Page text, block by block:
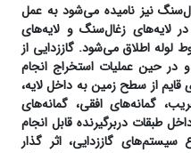
نیز نامیده می‌شود به عمل
لایه‌های زغال‌سنگ و لایه‌های
لوله اطلاق می‌شود. گاززدایی از
در حین عملیات استخراج انجام
قایم از سطح زمین به داخل لایه،
گمانه‌های افقی، گمانه‌های
طبقات دربرگیرنده قابل انجام
گاززدایی، اثر گذار